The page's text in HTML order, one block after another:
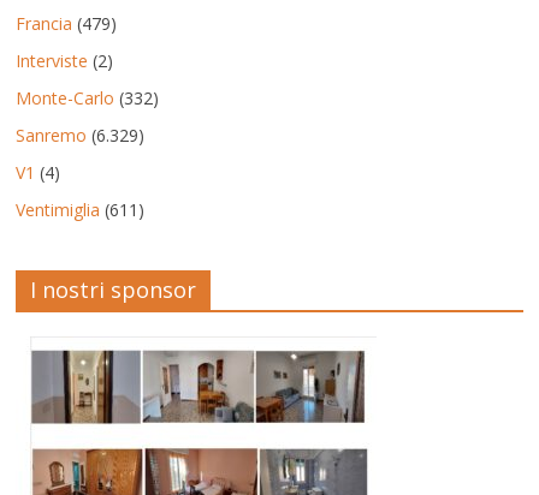
Francia (479)
Interviste (2)
Monte-Carlo (332)
Sanremo (6.329)
V1 (4)
Ventimiglia (611)
I nostri sponsor